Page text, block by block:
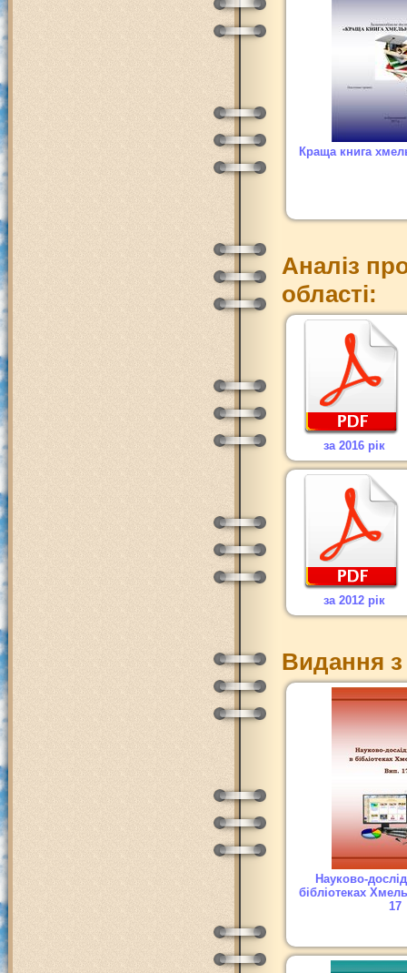
Краща книга
Аналіз
області:
за 2016 рік
за 2012 рік
Видання з
Науково-
бібліотеках
17